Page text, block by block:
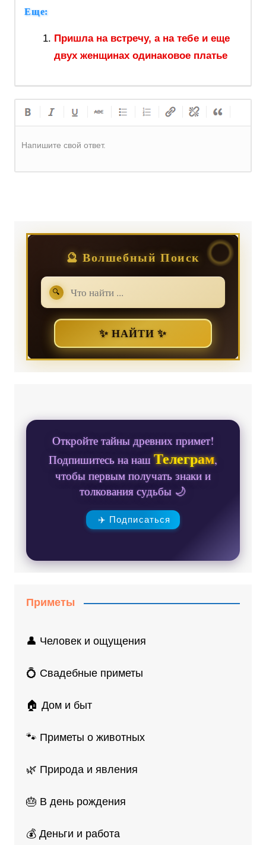
Еще:
Пришла на встречу, а на тебе и еще
двух женщинах одинаковое платье
Напишите свой ответ.
🔮 Волшебный Поиск
🔍
✨ НАЙТИ ✨
Откройте тайны древних примет!
Подпишитесь на нашТелеграм,
чтобы первым получать знаки и
толкования судьбы 🌙
✈️ Подписаться
Приметы
👤 Человек и ощущения
💍 Свадебные приметы
🏠 Дом и быт
🐾 Приметы о животных
🌿 Природа и явления
🎂 В день рождения
💰 Деньги и работа